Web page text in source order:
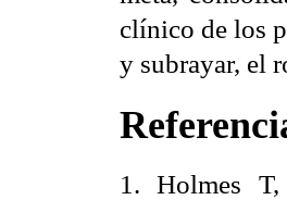
clínico de los
y subrayar, el
1. Holmes